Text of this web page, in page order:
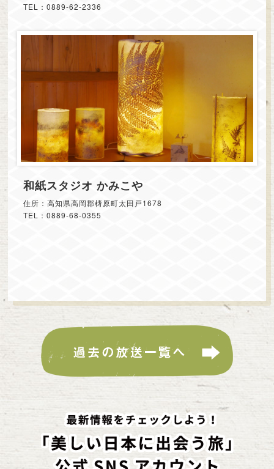
TEL：0889-62-2336
和紙スタジオ かみこや
住所：高知県高岡郡梼原町太田戸1678
TEL：0889-68-0355